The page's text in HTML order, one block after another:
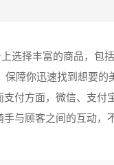
选择丰富的商品，包
障你迅速找到想要的
付方面，微信、支付
与顾客之间的互动，